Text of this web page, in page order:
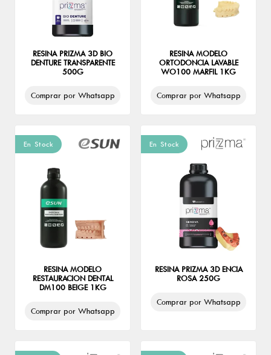
RESINA PRIZMA 3D BIO
DENTURE TRANSPARENTE
500G
Comprar por Whatsapp
RESINA MODELO
ORTODONCIA LAVABLE
WO100 MARFIL 1KG
Comprar por Whatsapp
En Stock
RESINA MODELO
RESTAURACION DENTAL
DM100 BEIGE 1KG
Comprar por Whatsapp
En Stock
RESINA PRIZMA 3D ENCIA
ROSA 250G
Comprar por Whatsapp